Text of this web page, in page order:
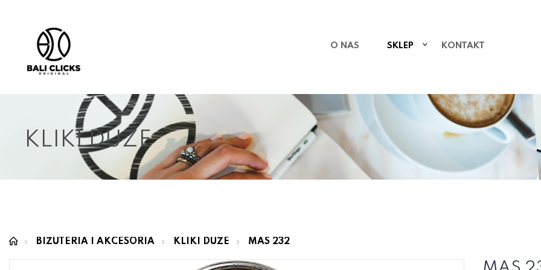
O NAS SKLEP KONTAKT
KLIKI DUŻE
BIŻUTERIA I AKCESORIA KLIKI DUŻE MAS 232